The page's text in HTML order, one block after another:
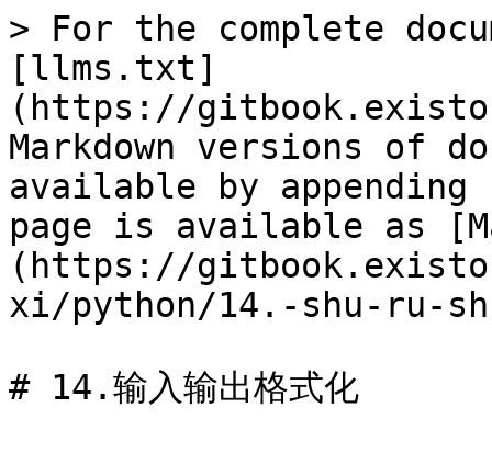
> For the complete
[llms.txt]
(https://
Markdown versions of
available by
page is available as
(https://
xi/python/14.-shu-ru-
# 14.输入输出格式化